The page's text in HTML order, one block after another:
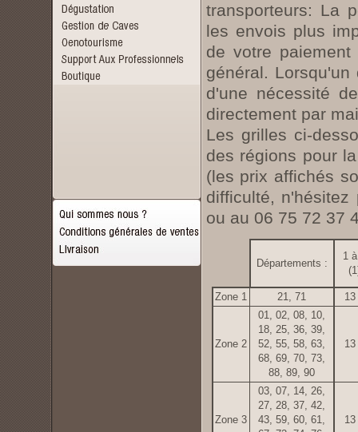
transporteurs: La
les envois plus
de votre
général.
d'une nécessité
directement par
Les grilles ci-
des régions pour
(les prix affichés
difficulté, n'hésitez
ou au 06 75 72 37
Départements :
1
Zone 1 21, 71 13
Zone 2
01, 02, 08, 10,
18, 25, 36, 39,
52, 55, 58, 63,
68, 69, 70, 73,
88, 89, 90
13
Zone 3
03, 07, 14, 26,
27, 28, 37, 42,
43, 59, 60, 61,
13